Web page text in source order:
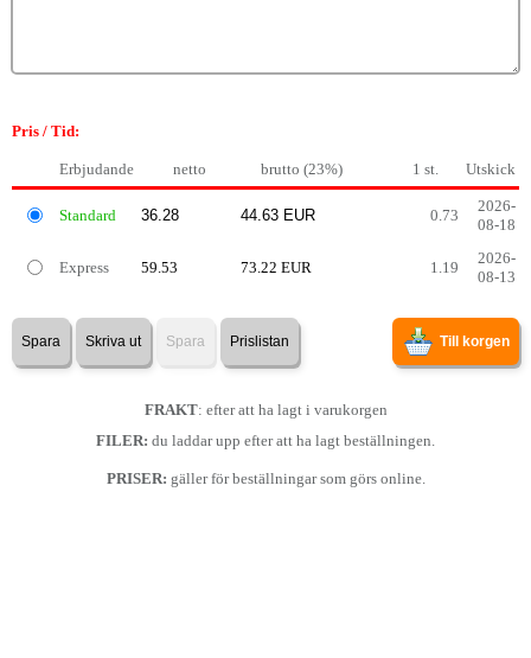
Pris / Tid:
Erbjudande netto brutto (23%) 1 st. Utskick
Standard 0.73
2026-
08-18
Express 59.53 73.22 EUR 1.19
2026-
08-13
Spara Skriva ut Spara Prislistan Till korgen
FRAKT: efter att ha lagt i varukorgen
FILER: du laddar upp efter att ha lagt beställningen.
PRISER: gäller för beställningar som görs online.